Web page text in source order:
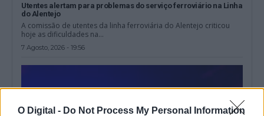
O Digital - Do Not Process My Personal Information
Utentes alertam para problemas do serviço ferroviário na Linha
do Alentejo
A comissão de utentes da linha ferroviária do Alentejo criticou
hoje as dificuldades na...
7 Agosto, 2026 - 19:56